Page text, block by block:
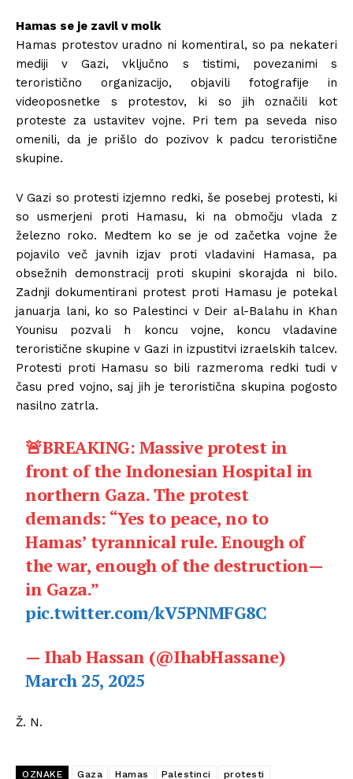
Hamas se je zavil v molk
Hamas protestov uradno ni komentiral, so pa nekateri
mediji v Gazi, vključno s tistimi, povezanimi s
teroristično organizacijo, objavili fotografije in
videoposnetke s protestov, ki so jih označili kot
proteste za ustavitev vojne. Pri tem pa seveda niso
omenili, da je prišlo do pozivov k padcu teroristične
skupine.
V Gazi so protesti izjemno redki, še posebej protesti, ki
so usmerjeni proti Hamasu, ki na območju vlada z
železno roko. Medtem ko se je od začetka vojne že
pojavilo več javnih izjav proti vladavini Hamasa, pa
obsežnih demonstracij proti skupini skorajda ni bilo.
Zadnji dokumentirani protest proti Hamasu je potekal
januarja lani, ko so Palestinci v Deir al-Balahu in Khan
Younisu pozvali h koncu vojne, koncu vladavine
teroristične skupine v Gazi in izpustitvi izraelskih talcev.
Protesti proti Hamasu so bili razmeroma redki tudi v
času pred vojno, saj jih je teroristična skupina pogosto
nasilno zatrla.
🚨BREAKING: Massive protest in
front of the Indonesian Hospital in
northern Gaza. The protest
demands: “Yes to peace, no to
Hamas’ tyrannical rule. Enough of
the war, enough of the destruction—
in Gaza.”
pic.twitter.com/kV5PNMFG8C
— Ihab Hassan (@IhabHassane)
March 25, 2025
Ž. N.
OZNAKE Gaza Hamas Palestinci protesti